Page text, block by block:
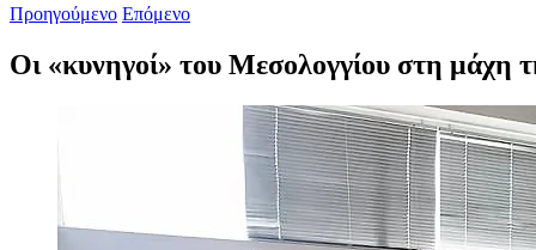
Προηγούμενο Επόμενο
Οι «κυνηγοί» του Μεσολογγίου στη μάχη